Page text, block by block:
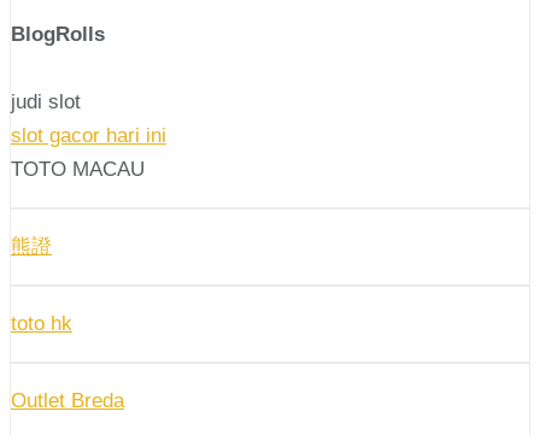
BlogRolls
judi slot
slot gacor hari ini
TOTO MACAU
熊證
toto hk
Outlet Breda